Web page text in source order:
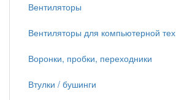
Вентиляторы
Вентиляторы для компьютерной тех
Воронки, пробки, переходники
Втулки / бушинги